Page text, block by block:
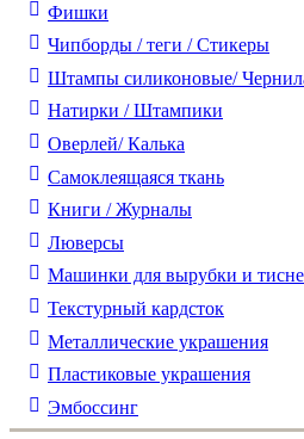
Фишки
Чипборды / теги / Стикеры
Штампы силиконовые/
Натирки / Штампики
Оверлей/ Калька
Самоклеящаяся ткань
Книги / Журналы
Люверсы
Машинки для вырубки и
Текстурный кардсток
Металлические украшения
Пластиковые украшения
Эмбоссинг